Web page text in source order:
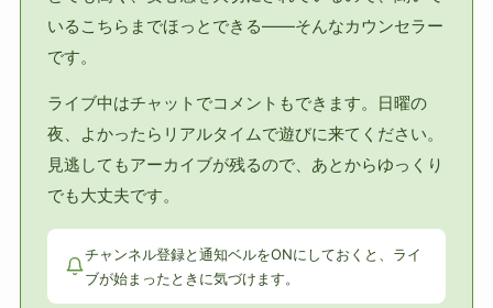
いるこちらまでほっとできる——そんなカウンセラー
です。
ライブ中はチャットでコメントもできます。日曜の
夜、よかったらリアルタイムで遊びに来てください。
見逃してもアーカイブが残るので、あとからゆっくり
でも大丈夫です。
チャンネル登録と通知ベルをONにしておくと、ライ
ブが始まったときに気づけます。